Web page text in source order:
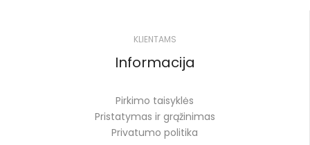
KLIENTAMS
Informacija
Pirkimo taisyklės
Pristatymas ir grąžinimas
Privatumo politika